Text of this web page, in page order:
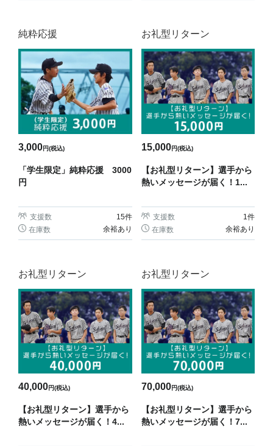
純粋応援
3,000円(税込)
「学生限定」純粋応援 3000
円
支援数 15件
在庫数
余裕あり
お礼型リターン
15,000円(税込)
【お礼型リターン】選手から
熱いメッセージが届く！1...
支援数 1 件
在庫数
余裕あり
お礼型リターン
40,000円(税込)
【お礼型リターン】選手から
熱いメッセージが届く！4...
お礼型リターン
70,000円(税込)
【お礼型リターン】選手から
熱いメッセージが届く！7...